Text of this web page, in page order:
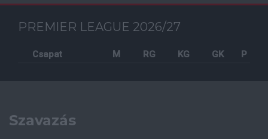
PREMIER LEAGUE 2026/27
Csapat M RG KG GK P
Szavazás